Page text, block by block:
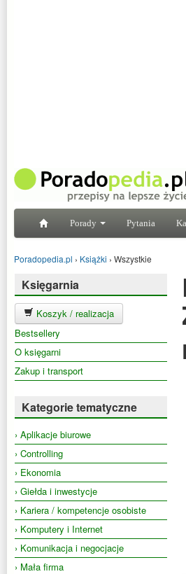
Porady Pytania
Poradopedia.pl › Książki › Wszystkie
Księgarnia
Koszyk / realizacja
Bestsellery
O księgarni
Zakup i transport
Kategorie tematyczne
› Aplikacje biurowe
› Controlling
› Ekonomia
› Giełda i inwestycje
› Kariera / kompetencje osobiste
› Komputery i Internet
› Komunikacja i negocjacje
› Mała firma